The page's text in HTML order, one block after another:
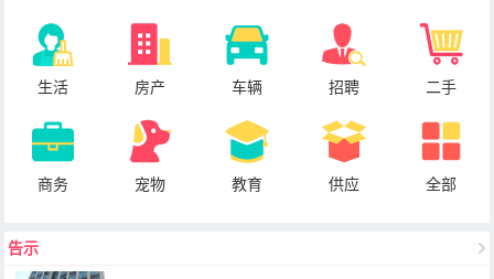
生活 房产 车辆 招聘 二手
商务 宠物 教育 供应 全部
告示